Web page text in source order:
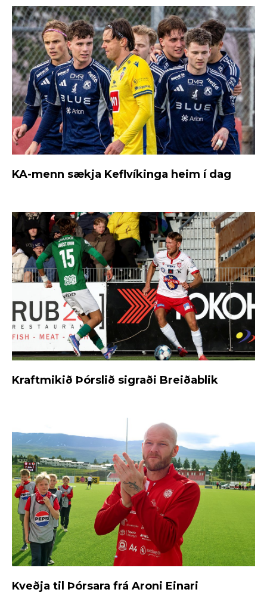
KA-menn sækja Keflvíkinga heim í dag
Kraftmikið Þórslið sigraði Breiðablik
Kveðja til Þórsara frá Aroni Einari